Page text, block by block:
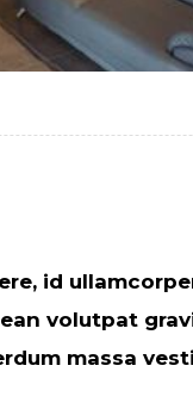
id
volutpat
massa